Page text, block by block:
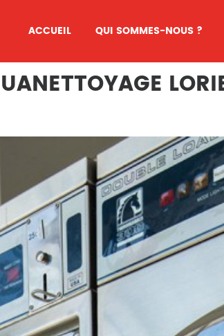
ACCUEIL QUI SOMMES-NOUS ?